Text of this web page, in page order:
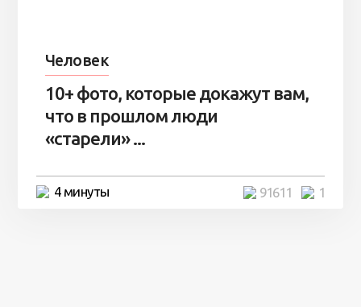
Человек
10+ фото, которые докажут вам,
что в прошлом люди
«старели» ...
4 минуты 1
91611